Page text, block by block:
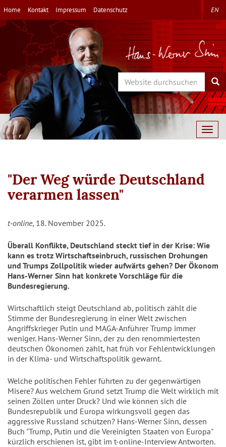
Direkt
zum
Inhalt
Home Kontakt Impressum Datenschutz EN
Search
"Der Weg würde Deutschland
verarmen lassen"
t-online, 18. November 2025.
Überall Konflikte, Deutschland steckt tief in der Krise: Wie
kann es trotz Wirtschaftseinbruch, russischen Drohungen
und Trumps Zollpolitik wieder aufwärts gehen? Der Ökonom
Hans-Werner Sinn hat konkrete Vorschläge für die
Bundesregierung.
Wirtschaftlich steigt Deutschland ab, politisch zählt die
Stimme der Bundesregierung in einer Welt zwischen
Angriffskrieger Putin und MAGA-Anführer Trump immer
weniger. Hans-Werner Sinn, der zu den renommiertesten
deutschen Ökonomen zählt, hat früh vor Fehlentwicklungen
in der Klima- und Wirtschaftspolitik gewarnt.
Welche politischen Fehler führten zu der gegenwärtigen
Misere? Aus welchem Grund setzt Trump die Welt wirklich mit
seinen Zöllen unter Druck? Und wie können sich die
Bundesrepublik und Europa wirkungsvoll gegen das
aggressive Russland schützen? Hans-Werner Sinn, dessen
Buch "Trump, Putin und die Vereinigten Staaten von Europa"
kürzlich erschienen ist, gibt im t-online-Interview Antworten.